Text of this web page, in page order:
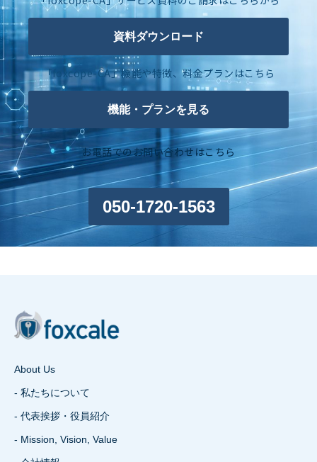
資料ダウンロード
「foxcope-CA」機能や特徴、料金プランはこちら
機能・プランを見る
お電話でのお問い合わせはこちら
050-1720-1563
About Us
- 私たちについて
- 代表挨拶・役員紹介
- Mission, Vision, Value